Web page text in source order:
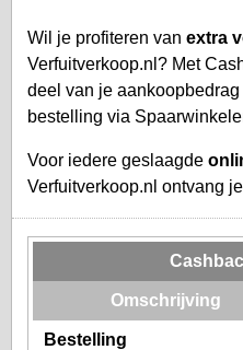
Wil je profiteren van extra
Verfuitverkoop.nl? Met
deel van je
bestelling via
Voor iedere geslaagde
Verfuitverkoop.nl ontvang
Omschrijving
Bestelling